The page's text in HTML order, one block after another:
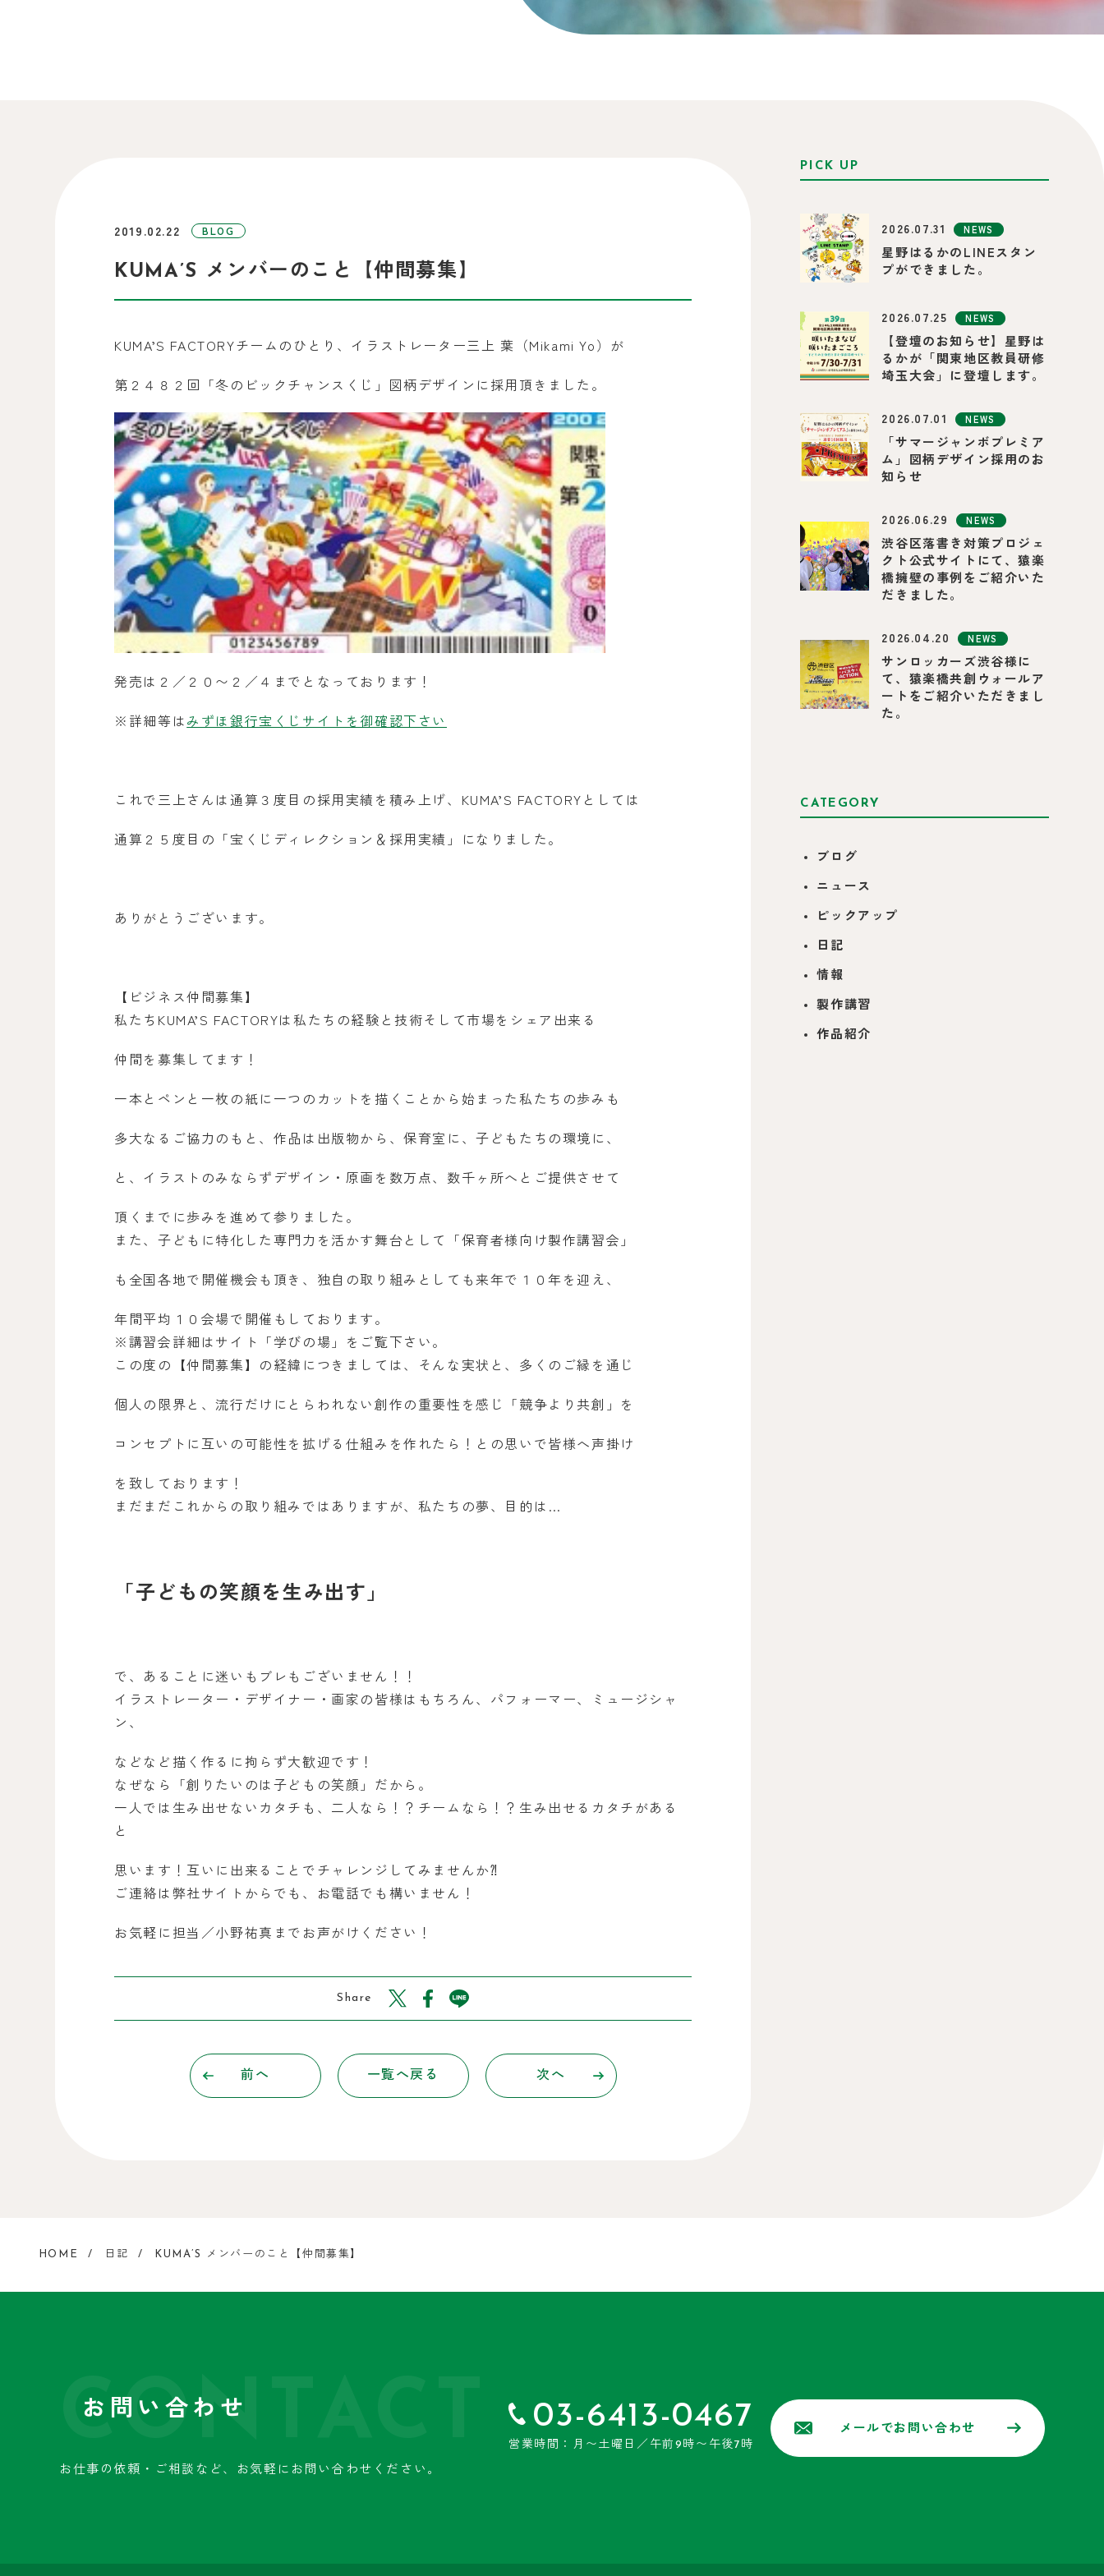
2019.02.22 BLOG
KUMA’S メンバーのこと【仲間募集】
KUMA’S FACTORYチームのひとり、イラストレーター三上 葉（Mikami Yo）が
第２４８２回「冬のビックチャンスくじ」図柄デザインに採用頂きました。
発売は２／２０〜２／４までとなっております！
※詳細等はみずほ銀行宝くじサイトを御確認下さい
これで三上さんは通算３度目の採用実績を積み上げ、KUMA’S FACTORYとしては
通算２５度目の「宝くじディレクション＆採用実績」になりました。
ありがとうございます。
【ビジネス仲間募集】
私たちKUMA’S FACTORYは私たちの経験と技術そして市場をシェア出来る
仲間を募集してます！
一本とペンと一枚の紙に一つのカットを描くことから始まった私たちの歩みも
多大なるご協力のもと、作品は出版物から、保育室に、子どもたちの環境に、
と、イラストのみならずデザイン・原画を数万点、数千ヶ所へとご提供させて
頂くまでに歩みを進めて参りました。
また、子どもに特化した専門力を活かす舞台として「保育者様向け製作講習会」
も全国各地で開催機会も頂き、独自の取り組みとしても来年で１０年を迎え、
年間平均１０会場で開催もしております。
※講習会詳細はサイト「学びの場」をご覧下さい。
この度の【仲間募集】の経緯につきましては、そんな実状と、多くのご縁を通じ
個人の限界と、流行だけにとらわれない創作の重要性を感じ「競争より共創」を
コンセプトに互いの可能性を拡げる仕組みを作れたら！との思いで皆様へ声掛け
を致しております！
まだまだこれからの取り組みではありますが、私たちの夢、目的は…
「子どもの笑顔を生み出す」
で、あることに迷いもブレもございません！！
イラストレーター・デザイナー・画家の皆様はもちろん、パフォーマー、ミュージシャ
ン、
などなど描く作るに拘らず大歓迎です！
なぜなら「創りたいのは子どもの笑顔」だから。
一人では生み出せないカタチも、二人なら！？チームなら！？生み出せるカタチがある
と
思います！互いに出来ることでチャレンジしてみませんか⁈
ご連絡は弊社サイトからでも、お電話でも構いません！
お気軽に担当／小野祐真までお声がけください！
Share
前へ 一覧へ戻る 次へ
PICK UP
2026.07.31 NEWS
星野はるかのLINEスタン
プができました。
2026.07.25 NEWS
【登壇のお知らせ】星野は
るかが「関東地区教員研修
埼玉大会」に登壇します。
2026.07.01 NEWS
「サマージャンボプレミア
ム」図柄デザイン採用のお
知らせ
2026.06.29 NEWS
渋谷区落書き対策プロジェ
クト公式サイトにて、猿楽
橋擁壁の事例をご紹介いた
だきました。
2026.04.20 NEWS
サンロッカーズ渋谷様に
て、猿楽橋共創ウォールア
ートをご紹介いただきまし
た。
CATEGORY
ブログ
ニュース
ピックアップ
日記
情報
製作講習
作品紹介
HOME 日記 KUMA’S メンバーのこと【仲間募集】
CONTACT
お問い合わせ
お仕事の依頼・ご相談など、 お気軽にお問い合わせください。
03-6413-0467
営業時間：月〜土曜日／午前9時〜午後7時
メールでお問い合わせ